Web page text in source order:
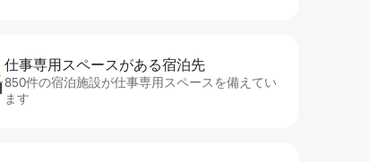
仕事専用ス⁠ペ⁠ー⁠スがあ⁠る宿⁠泊⁠先
850件の宿泊施設が仕事専用スペースを備えてい
ます